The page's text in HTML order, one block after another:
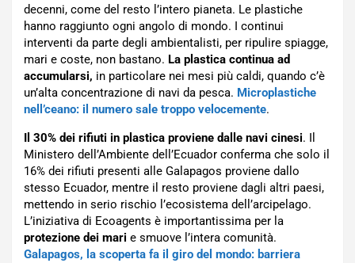
decenni, come del resto l’intero pianeta. Le plastiche
hanno raggiunto ogni angolo di mondo. I continui
interventi da parte degli ambientalisti, per ripulire spiagge,
mari e coste, non bastano. La plastica continua ad
accumularsi, in particolare nei mesi più caldi, quando c’è
un’alta concentrazione di navi da pesca. Microplastiche
nell’ceano: il numero sale troppo velocemente.
Il 30% dei rifiuti in plastica proviene dalle navi cinesi. Il
Ministero dell’Ambiente dell’Ecuador conferma che solo il
16% dei rifiuti presenti alle Galapagos proviene dallo
stesso Ecuador, mentre il resto proviene dagli altri paesi,
mettendo in serio rischio l’ecosistema dell’arcipelago.
L’iniziativa di Ecoagents è importantissima per la
protezione dei mari e smuove l’intera comunità.
Galapagos, la scoperta fa il giro del mondo: barriera